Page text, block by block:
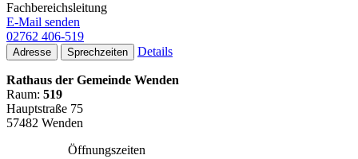
Fachbereichsleitung
E-Mail senden
02762 406-519
Adresse Sprechzeiten Details
Rathaus der Gemeinde Wenden
Raum: 519
Hauptstraße 75
57482 Wenden
Öffnungszeiten